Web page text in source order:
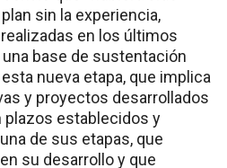
sin la experiencia,
en los últimos
base de sustentación
nueva etapa, que implica
y proyectos desarrollados
plazos establecidos y
de sus etapas, que
su desarrollo y que